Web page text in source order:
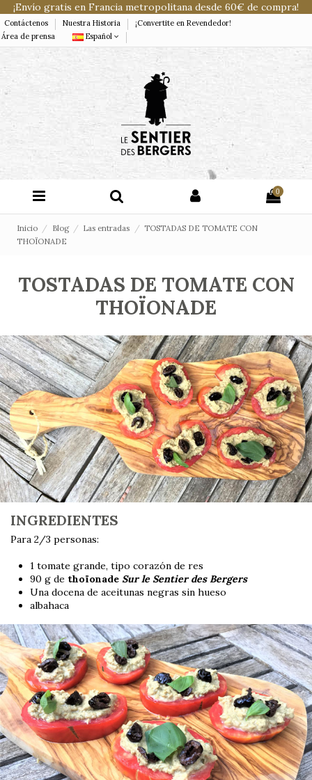
¡Envío gratis en Francia metropolitana desde 60€ de compra!
Contáctenos Nuestra Historia
¡Convertite en Revendedor!
Área de prensa
Español
0
Inicio Blog Las entradas
TOSTADAS DE TOMATE CON
THOÏONADE
TOSTADAS DE TOMATE CON
THOÏONADE
INGREDIENTES
Para 2/3 personas:
1 tomate grande, tipo corazón de res
90 g de thoïonade Sur le Sentier des Bergers
Una docena de aceitunas negras sin hueso
albahaca